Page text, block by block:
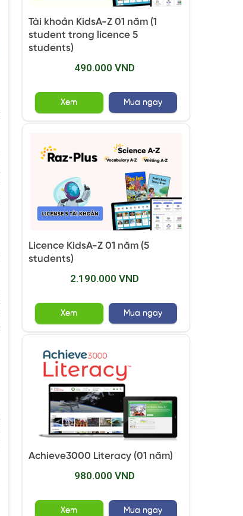
Tài khoản KidsA-Z 01 năm (1
student trong licence 5
students)
490.000 VND
Xem Mua ngay
Licence KidsA-Z 01 năm (5
students)
2.190.000 VND
Xem Mua ngay
Achieve3000 Literacy (01 năm)
980.000 VND
Xem Mua ngay